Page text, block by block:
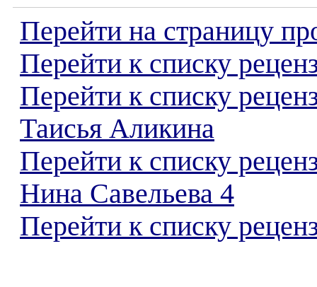
Перейти на страницу
Перейти к списку
Перейти к списку
Таисья Аликина
Перейти к списку
Нина Савельева 4
Перейти к списку